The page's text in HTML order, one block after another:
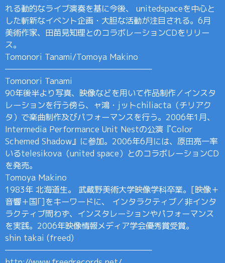
れる動的なライブ演奏を基に今後、 unitedspaceを中心と
した斬新なイベント企画・大胆な活動が注目される。6月
美術作家、田苗見知理とのコラボレーションCDをリリー
ス。
Tomonori Tanami/Tomoya Makino
———————————————————–
Tomonori Tanami
90年後半より写真、映像などを用いて作品制作／インスタ
レーションを行う傍ら、ャ鴻・jットchiliacta（チリアク
タ）で楽曲制作及びパフォーマンスを行う。2006年1月、
Intermedia Performance Unit Nestの公演『Color
Schemed Shadow』に参加。2006年6月には、原田亮一率
いるtelesikova（united space）とのコラボレーションCD
を発売。
Tomoya Makino
1983年 北海道生。 武蔵野美術大学映像学科卒業。[映像＋
音響＋国｢]をキーワードに、 インタラクティブ／非インタ
ラクティブ問わず、インスタレーションやパフォーマンス
を実践。2006年映像情報メディア学会優秀賞受賞。
shin takai (freed)
———————————————————–